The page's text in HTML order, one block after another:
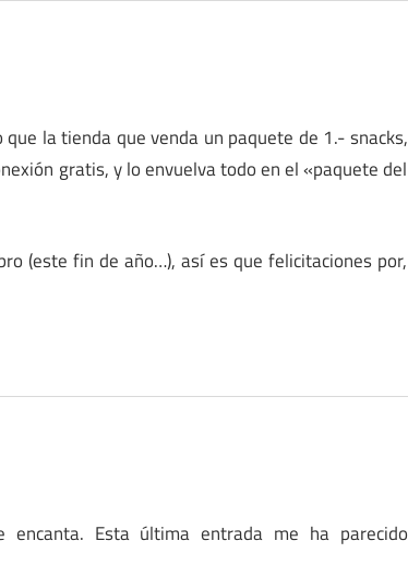
la tienda que venda un paquete de 1.- snacks,
gratis, y lo envuelva todo en el «paquete del
(este fin de año…), así es que felicitaciones por,
Esta última entrada me ha parecido